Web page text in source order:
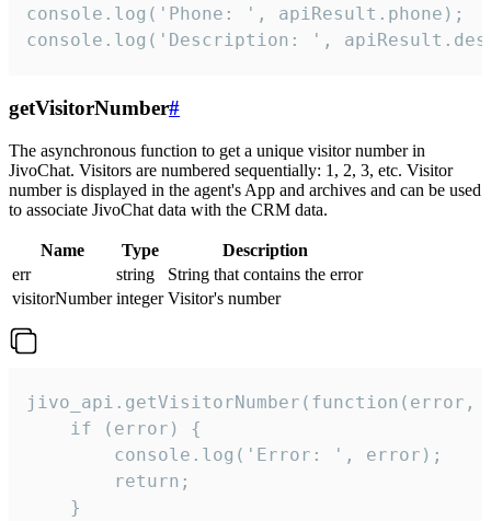
console.log('Phone: ', apiResult.phone);
console.log('Description: ',
getVisitorNumber#
The asynchronous function to get a unique visitor number in
JivoChat. Visitors are numbered sequentially: 1, 2, 3, etc. Visitor
number is displayed in the agent's App and archives and can be used
to associate JivoChat data with the CRM data.
Name Type
Description
err
string
String that contains the error
visitorNumber integer Visitor's number
jivo_api.getVisitorNumber(function(error,
    if (error) {
        console.log('Error: ', error);
        return;
    }